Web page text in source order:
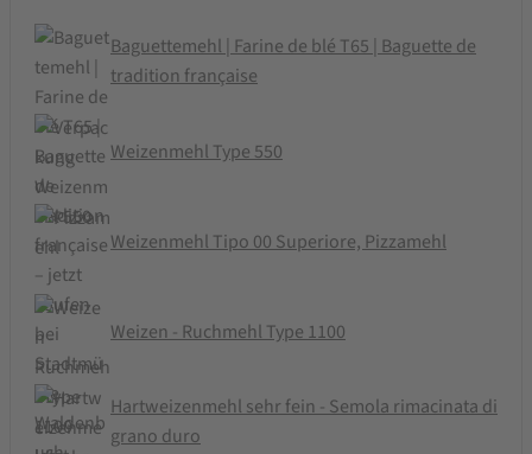
Baguettemehl | Farine de blé T65 | Baguette de
tradition française
Weizenmehl Type 550
Weizenmehl Tipo 00 Superiore, Pizzamehl
Weizen - Ruchmehl Type 1100
Hartweizenmehl sehr fein - Semola rimacinata di
grano duro